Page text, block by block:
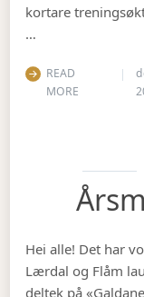
kortare
…
READ
MORE
Hei alle! Det har
Lærdal og Flåm
deltek på